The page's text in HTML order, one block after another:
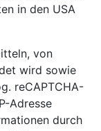
in den USA
von
wird sowie
reCAPTCHA-
Adresse
durch